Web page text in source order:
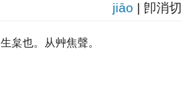
jiāo | 卽消切
生枲也。从艸焦聲。